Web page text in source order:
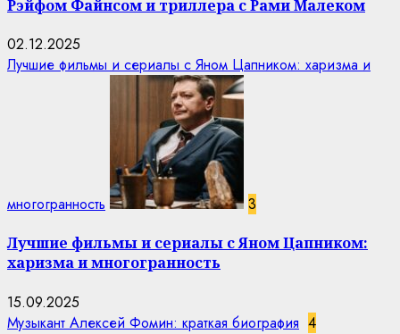
Рэйфом Файнсом и триллера с Рами Малеком
02.12.2025
Лучшие фильмы и сериалы с Яном Цапником: харизма и
многогранность 3
Лучшие фильмы и сериалы с Яном Цапником:
харизма и многогранность
15.09.2025
Музыкант Алексей Фомин: краткая биография 4